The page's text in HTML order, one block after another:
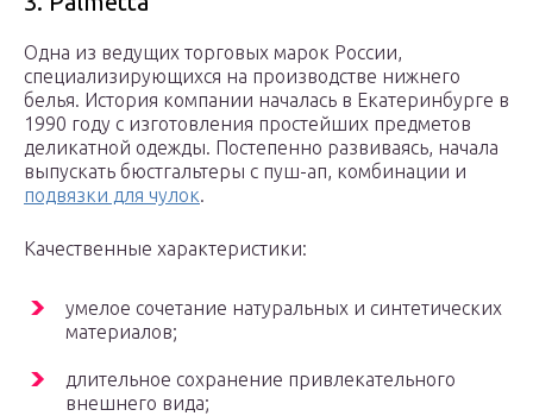
Одна из ведущих торговых марок России,
специализирующихся на производстве нижнего
белья. История компании началась в Екатеринбурге в
1990 году с изготовления простейших предметов
деликатной одежды. Постепенно развиваясь, начала
выпускать бюстгальтеры с пуш-ап, комбинации и
подвязки для чулок.
Качественные характеристики:
умелое сочетание натуральных и синтетических
материалов;
длительное сохранение привлекательного
внешнего вида;